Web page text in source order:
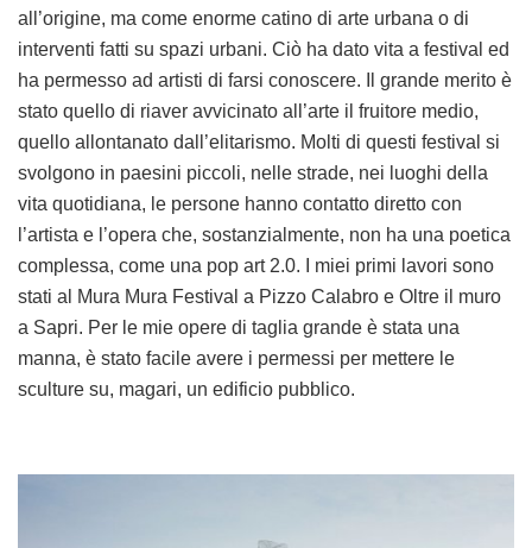
all’origine, ma come enorme catino di arte urbana o di
interventi fatti su spazi urbani. Ciò ha dato vita a festival ed
ha permesso ad artisti di farsi conoscere. Il grande merito è
stato quello di riaver avvicinato all’arte il fruitore medio,
quello allontanato dall’elitarismo. Molti di questi festival si
svolgono in paesini piccoli, nelle strade, nei luoghi della
vita quotidiana, le persone hanno contatto diretto con
l’artista e l’opera che, sostanzialmente, non ha una poetica
complessa, come una pop art 2.0. I miei primi lavori sono
stati al Mura Mura Festival a Pizzo Calabro e Oltre il muro
a Sapri. Per le mie opere di taglia grande è stata una
manna, è stato facile avere i permessi per mettere le
sculture su, magari, un edificio pubblico.